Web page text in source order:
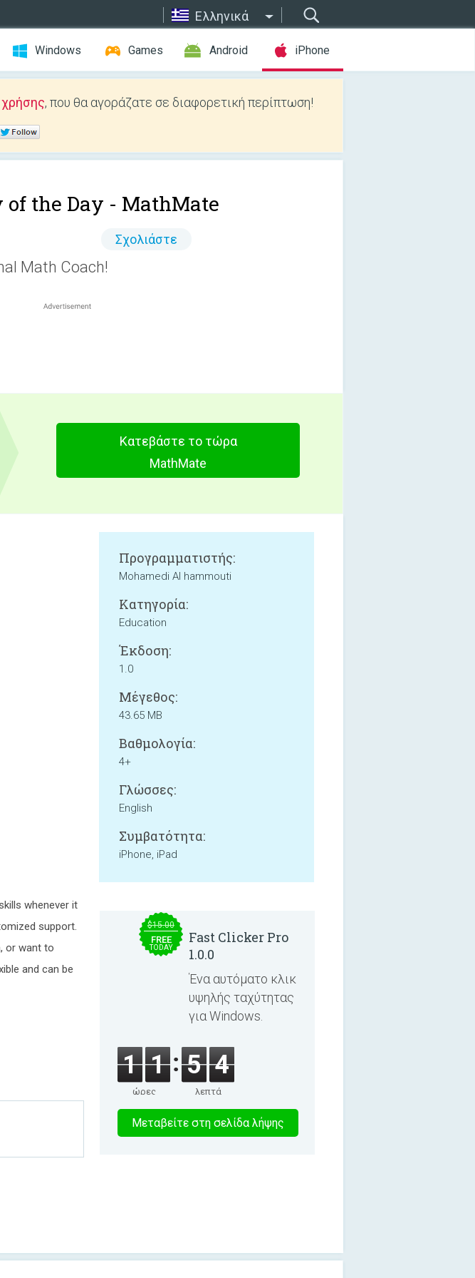
Ελληνικά
Windows Games Android iPhone
, που θα αγοράζατε σε διαφορετική περίπτωση!
the Day - MathMate
Σχολιάστε
Math Coach!
Κατεβάστε το τώρα
MathMate
whenever it
support.
or want to
and can be
Προγραμματιστής:
Mohamedi Al hammouti
Κατηγορία:
Education
Έκδοση:
1.0
Μέγεθος:
43.65 MB
Βαθμολογία:
4+
Γλώσσες:
English
Συμβατότητα:
iPhone, iPad
$15.00
FREE
TODAY
Fast Clicker Pro
1.0.0
Ένα αυτόματο κλικ
υψηλής ταχύτητας
για Windows.
1 1
ώρες
5 4
λεπτά
5 5
Μεταβείτε στη σελίδα λήψης